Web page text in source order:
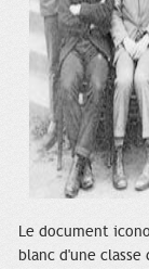
Le document
blanc d'une